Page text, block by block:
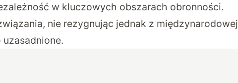
w kluczowych obszarach obronności.
nie rezygnując jednak z międzynarodowej